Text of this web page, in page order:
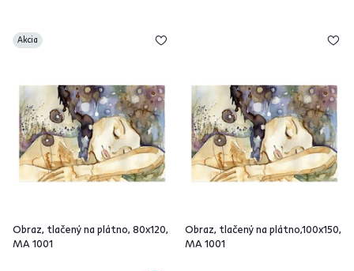
Akcia
Obraz, tlačený na plátno, 80x120,
MA 1001
Obraz, tlačený na plátno,100x150,
MA 1001